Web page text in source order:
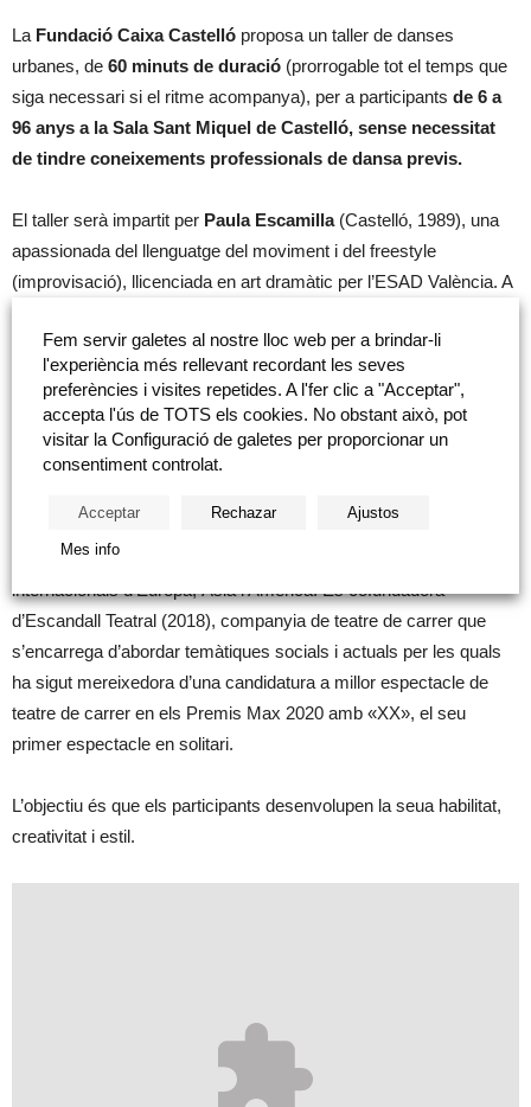
La Fundació Caixa Castelló proposa un taller de danses
urbanes, de 60 minuts de duració (prorrogable tot el temps que
siga necessari si el ritme acompanya), per a participants de 6 a
96 anys a la Sala Sant Miquel de Castelló, sense necessitat
de tindre coneixements professionals de dansa previs.
El taller serà impartit per Paula Escamilla(Castelló, 1989), una
apassionada del llenguatge del moviment i del freestyle
(improvisació), llicenciada en art dramàtic per l’ESAD València. A
corporal i teatre físic. Quant a dansa, està especialitzada en
danses urbanes, dancehall i twerk, de la qual és campiona
d’Espanya (2024) i una respectada mestra a nivell nacional. Però
el que més caracteritza Paula és la seua passió per romandre en
continu procés de creixement i evolució a la recerca d’un
Des de l’emblemàtica Cia. Xarxa Teatre ha estat en festivals
internacionals d’Europa, Àsia i Amèrica. És cofundadora
d’Escandall Teatral (2018), companyia de teatre de carrer que
s’encarrega d’abordar temàtiques socials i actuals per les quals
ha sigut mereixedora d’una candidatura a millor espectacle de
teatre de carrer en els Premis Max 2020 amb «XX», el seu
primer espectacle en solitari.
L’objectiu és que els participants desenvolupen la seua habilitat,
creativitat i estil.
Fem servir galetes al nostre lloc web per a brindar-li
l'experiència més rellevant recordant les seves
preferències i visites repetides. A l'fer clic a "Acceptar",
accepta l'ús de TOTS els cookies. No obstant això, pot
visitar la Configuració de galetes per proporcionar un
consentiment controlat.
Acceptar Rechazar Ajustos
Mes info